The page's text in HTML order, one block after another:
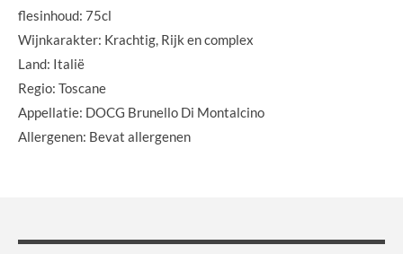
flesinhoud: 75cl
Wijnkarakter: Krachtig, Rijk en complex
Land: Italië
Regio: Toscane
Appellatie: DOCG Brunello Di Montalcino
Allergenen: Bevat allergenen